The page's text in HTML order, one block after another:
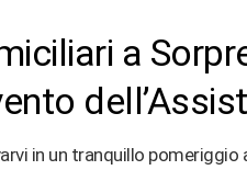
a
in un tranquillo